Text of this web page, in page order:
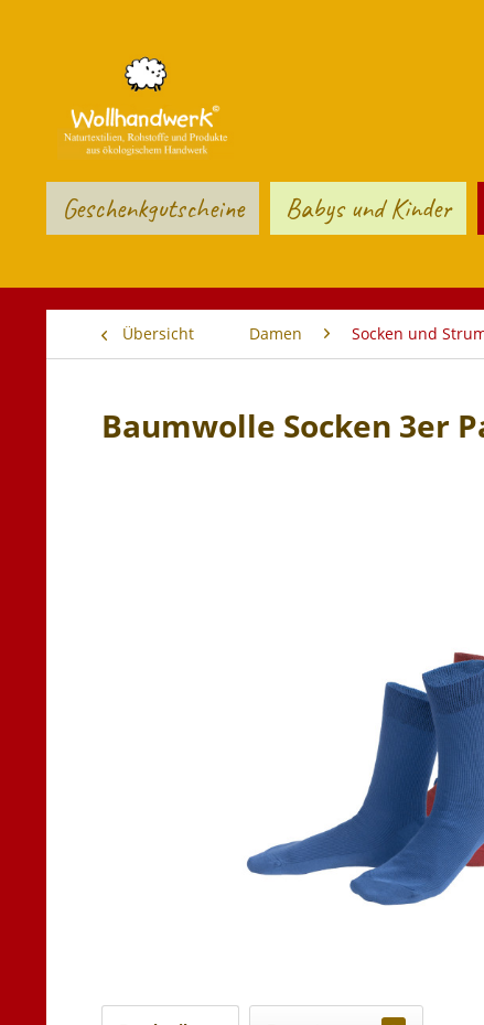
Geschenkgutscheine Babys und Kinder
Übersicht Damen Socken und
Baumwolle Socken 3er